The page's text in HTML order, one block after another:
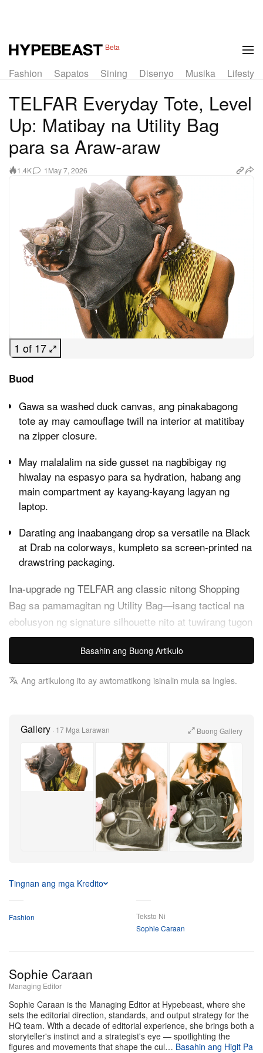
Beta
Fashion Sapatos Sining Disenyo Musika Lifestyle
TELFAR Everyday Tote, Level
Up: Matibay na Utility Bag
para sa Araw‑araw
1.4K 1 May 7, 2026
1 of 17
Buod
Gawa sa washed duck canvas, ang pinakabagong
tote ay may camouflage twill na interior at matitibay
na zipper closure.
May malalalim na side gusset na nagbibigay ng
hiwalay na espasyo para sa hydration, habang ang
main compartment ay kayang-kayang lagyan ng
laptop.
Darating ang inaabangang drop sa versatile na Black
at Drab na colorways, kumpleto sa screen‑printed na
drawstring packaging.
Ina-upgrade ng TELFAR ang classic nitong Shopping
Bag sa pamamagitan ng Utility Bag—isang tactical na
ebolusyon ng signature silhouette nito at tuwirang tugon
sa pang-araw-araw na pangangailangan ng komunidad
Mula nang baguhin nito ang modern luxury landscape
ugnayan nito sa audience. Ngayon, ibinubuhos ng brand
ang pamana nitong accessibility sa isang rugged,
hyper‑functional na format na idinisenyo para sa
tinatawag nitong “urban survival.” Pinalitan ang
tradisyunal na vegan leather ng heavy‑duty, washed
duck canvas, kaya ang pinakabagong release ay
inuugat ang inclusive ethos ng brand sa matibay,
utilitarian na konstruksyon.
diretsong tumutugon sa matagal nang hiling ng mga fan
zipper closure na ngayon sa itaas, habang ang
malalalim na side gusset pocket na eksaktong sukat
para seguruhin ang water bottle. Kapag binuksan ang
main compartment, makikita ang camouflage‑printed na
twill interior na may dagdag na inner pocket para sa
mas maliliit na gamit. Billed bilang isang “One size fits
Basahin ang Buong Artikulo
Ang artikulong ito ay awtomatikong isinalin mula sa Ingles.
Gallery · 17 Mga Larawan Buong Gallery
Tingnan ang mga Kredito
Fashion
Teksto Ni
Sophie Caraan
Sophie Caraan
Managing Editor
Sophie Caraan is the Managing Editor at Hypebeast, where she
sets the editorial direction, standards, and output strategy for the
HQ team. With a decade of editorial experience, she brings both a
storyteller's instinct and a strategist's eye — spotlighting the
figures and movements that shape the cul… Basahin ang Higit Pa